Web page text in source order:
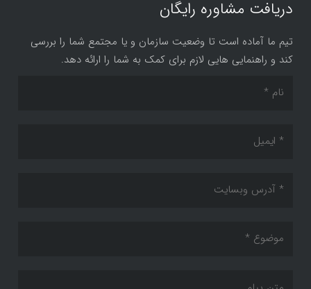
دریافت مشاوره رایگان
تیم ما آماده است تا وضعیت سازمان و یا مجتمع شما را بررسی
کند و راهنمایی هایی لازم برای کمک به شما را ارائه دهد.